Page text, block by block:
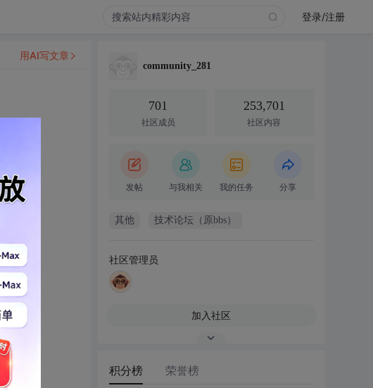
登录/注册
用AI写文章
community_281
701
社区成员
253,701
社区内容
发帖 与我相关 我的任务 分享
其他 技术论坛（原bbs）
社区管理员
加入社区
积分榜 荣誉榜